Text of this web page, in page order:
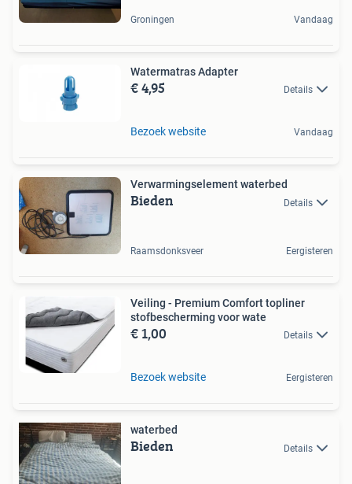
Groningen Vandaag
Watermatras Adapter
€ 4,95 Details
Bezoek website Vandaag
Verwarmingselement waterbed
Bieden Details
Raamsdonksveer Eergisteren
Veiling - Premium Comfort topliner
stofbescherming voor wate
€ 1,00 Details
Bezoek website Eergisteren
waterbed
Bieden Details